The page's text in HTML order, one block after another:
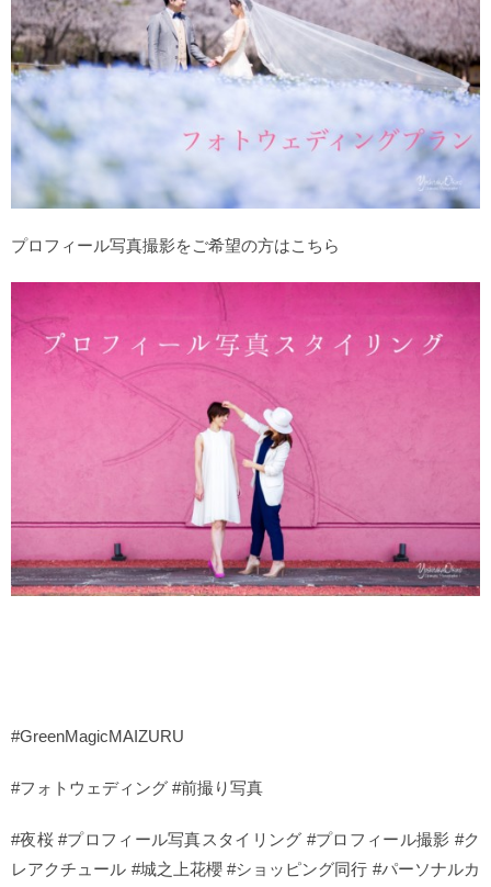
プロフィール写真撮影をご希望の方はこちら
#GreenMagicMAIZURU
#フォトウェディング #前撮り写真
#夜桜 #プロフィール写真スタイリング #プロフィール撮影 #ク
レアクチュール #城之上花櫻 #ショッピング同行 #パーソナルカ